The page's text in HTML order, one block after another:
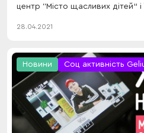
центр “Місто щасливих дітей” і
28.04.2021
Новини Соц активність